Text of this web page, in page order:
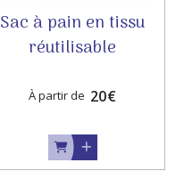
Sac à pain en tissu
réutilisable
À partir de 20€